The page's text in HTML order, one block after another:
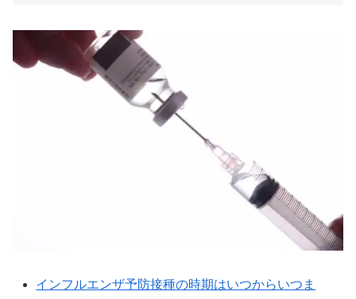
インフルエンザ予防接種の時期はいつからいつま